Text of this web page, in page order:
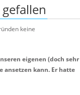
keine
eigenen (doch sehr
ansetzen kann. Er hatte